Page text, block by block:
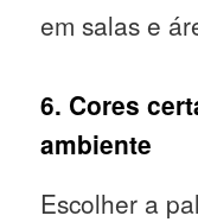
em salas e
6. Cores
ambiente
Escolher a